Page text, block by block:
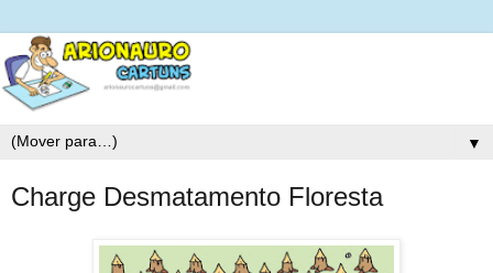
▼
Charge Desmatamento Floresta